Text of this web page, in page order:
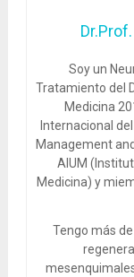
Soy un
Tratamiento del
Medicina
Internacional
Management
AIUM
Medicina) y
Tengo más